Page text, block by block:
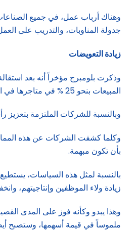
وهناك أرباب عمل، في جميع
جدولة المناوبات، والتدريب على
زيادة التعويضات
المبيعات بنحو 25 % في متاجرها في الولايات المتحدة و22 % على مستوى العالم.
وبالنسبة للشركات الملتزمة
وكلما كشفت الشركات عن هذه
بأن تكون مبهمة.
بالنسبة لمثل هذه السياسات،
زيادة ولاء الموظفين وإنتاجيتهم،
وهذا يبدو وكأنه فوز على المدى
ملموساً في قيمة أسهمها، وستصبح